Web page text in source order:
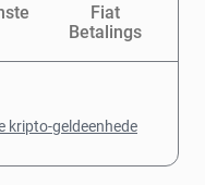
Fiat
Betalings
kripto-geldeenhede